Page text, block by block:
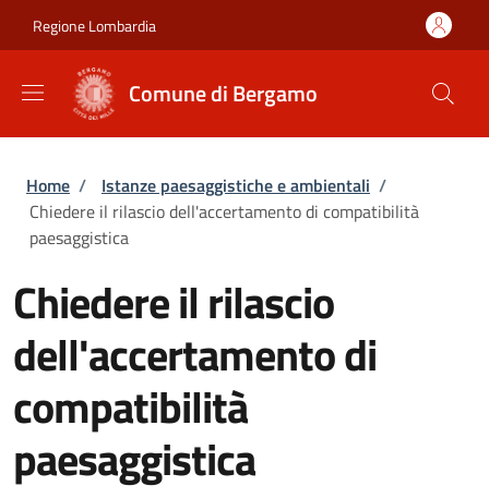
Regione Lombardia
Comune di Bergamo
Briciole di pane
Home / Istanze paesaggistiche e ambientali /
Chiedere il rilascio dell'accertamento di compatibilità
paesaggistica
Chiedere il rilascio
dell'accertamento di
compatibilità
paesaggistica